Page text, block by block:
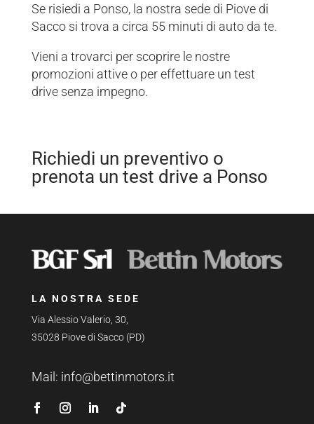
Se risiedi a Ponso, la nostra sede di Piove di
Sacco si trova a circa 55 minuti di auto da te.
Vieni a trovarci per scoprire le nostre
promozioni attive o per effettuare un test
drive senza impegno.
Richiedi un preventivo o
prenota un test drive a Ponso
LA NOSTRA SEDE
Via Alessio Valerio, 30,
35028 Piove di Sacco (PD)
Mail: info@bettinmotors.it